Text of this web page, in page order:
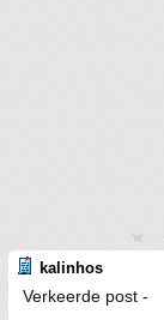
kalinhos
Verkeerde post -